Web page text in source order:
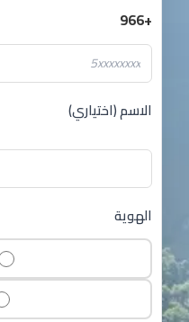
+966
الاسم (اختياري)
الهوية